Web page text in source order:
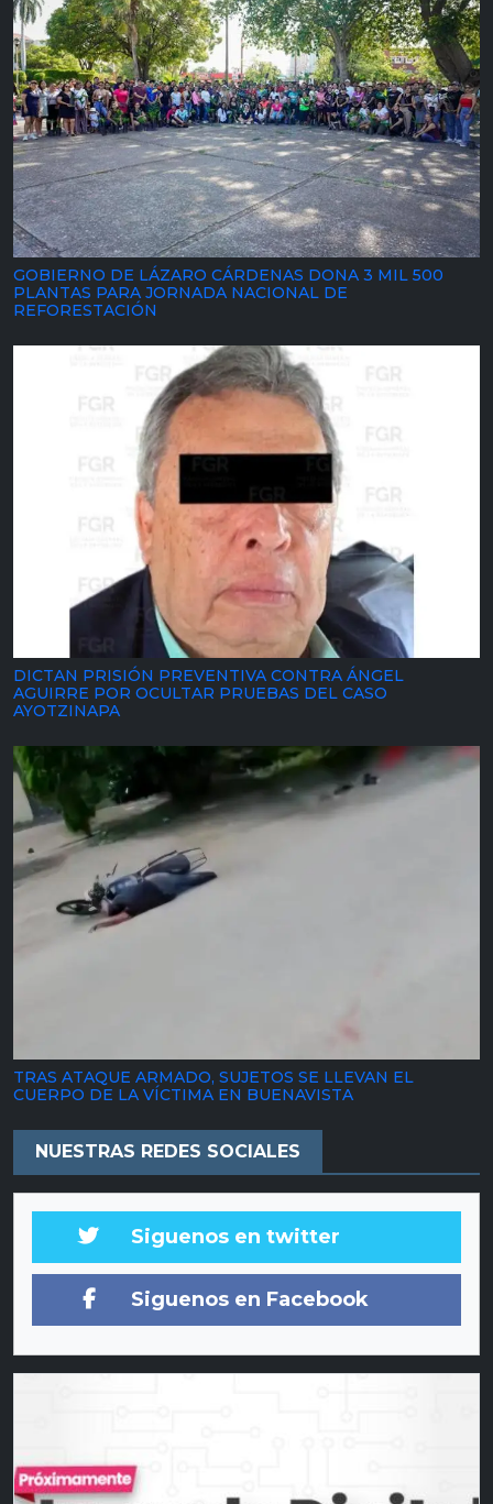
GOBIERNO DE LÁZARO CÁRDENAS DONA 3 MIL 500
PLANTAS PARA JORNADA NACIONAL DE
REFORESTACIÓN
DICTAN PRISIÓN PREVENTIVA CONTRA ÁNGEL
AGUIRRE POR OCULTAR PRUEBAS DEL CASO
AYOTZINAPA
TRAS ATAQUE ARMADO, SUJETOS SE LLEVAN EL
CUERPO DE LA VÍCTIMA EN BUENAVISTA
NUESTRAS REDES SOCIALES
Siguenos en twitter
Siguenos en Facebook